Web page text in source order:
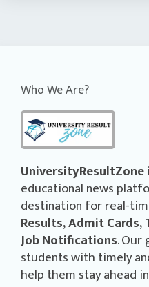
Who We Are?
UniversityResultZone
educational news
destination for real-
Results, Admit
Job Notifications. Our
students with timely
help them stay ahead